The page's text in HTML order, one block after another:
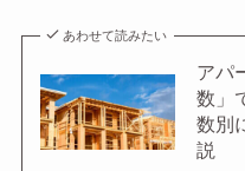
あわせて読みたい
アパ
数」
数別
説